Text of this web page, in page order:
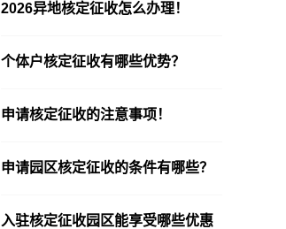
2026异地核定征收怎么办理！
个体户核定征收有哪些优势？
申请核定征收的注意事项！
申请园区核定征收的条件有哪些？
入驻核定征收园区能享受哪些优惠